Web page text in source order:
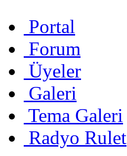
Portal
Forum
Üyeler
Galeri
Tema Galeri
Radyo Rulet